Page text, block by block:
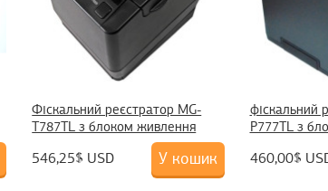
Фіскальний реєстратор MG-
T787TL з блоком живлення
546,25$ USD У кошик
фіскальний
P777TL з
460,00$